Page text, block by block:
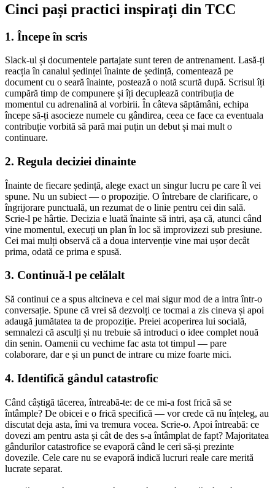
Cinci pași practici inspirați din TCC
1. Începe în scris
Slack-ul și documentele partajate sunt teren de antrenament. Lasă-ți
reacția în canalul ședinței înainte de ședință, comentează pe
document cu o seară înainte, postează o notă scurtă după. Scrisul îți
cumpără timp de compunere și îți decuplează contribuția de
momentul cu adrenalină al vorbirii. În câteva săptămâni, echipa
începe să-ți asocieze numele cu gândirea, ceea ce face ca eventuala
contribuție vorbită să pară mai puțin un debut și mai mult o
continuare.
2. Regula deciziei dinainte
Înainte de fiecare ședință, alege exact un singur lucru pe care îl vei
spune. Nu un subiect — o propoziție. O întrebare de clarificare, o
îngrijorare punctuală, un rezumat de o linie pentru cei din sală.
Scrie-l pe hârtie. Decizia e luată înainte să intri, așa că, atunci când
vine momentul, execuți un plan în loc să improvizezi sub presiune.
Cei mai mulți observă că a doua intervenție vine mai ușor decât
prima, odată ce prima e spusă.
3. Continuă-l pe celălalt
Să continui ce a spus altcineva e cel mai sigur mod de a intra într-o
conversație. Spune că vrei să dezvolți ce tocmai a zis cineva și apoi
adaugă jumătatea ta de propoziție. Preiei acoperirea lui socială,
semnalezi că asculți și nu trebuie să introduci o idee complet nouă
din senin. Oamenii cu vechime fac asta tot timpul — pare
colaborare, dar e și un punct de intrare cu mize foarte mici.
4. Identifică gândul catastrofic
Când câștigă tăcerea, întreabă-te: de ce mi-a fost frică să se
întâmple? De obicei e o frică specifică — vor crede că nu înțeleg, au
discutat deja asta, îmi va tremura vocea. Scrie-o. Apoi întreabă: ce
dovezi am pentru asta și cât de des s-a întâmplat de fapt? Majoritatea
gândurilor catastrofice se evaporă când le ceri să-și prezinte
dovezile. Cele care nu se evaporă indică lucruri reale care merită
lucrate separat.